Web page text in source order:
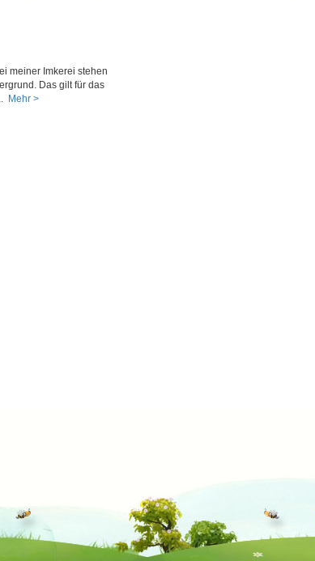
meiner Imkerei stehen
Das gilt für das
Mehr >